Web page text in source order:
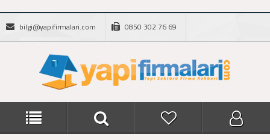
bilgi@yapifirmalari.com 0850 302 76 69